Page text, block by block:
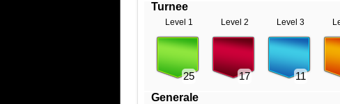
Turnee
Level 1
25
Level 2
17
Level 3
11
Generale